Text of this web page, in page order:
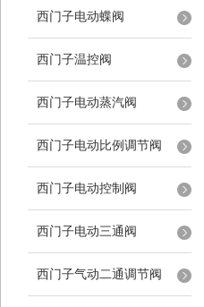
西门子电动蝶阀
西门子温控阀
西门子电动蒸汽阀
西门子电动比例调节阀
西门子电动控制阀
西门子电动三通阀
西门子气动二通调节阀